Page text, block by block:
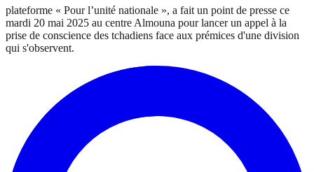
plateforme « Pour l’unité nationale », a fait un point de presse ce
mardi 20 mai 2025 au centre Almouna pour lancer un appel à la
prise de conscience des tchadiens face aux prémices d'une division
qui s'observent.